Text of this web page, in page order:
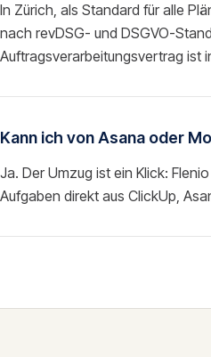
In Zürich, als Standard für alle
nach revDSG- und DSGVO-
Auftragsverarbeitungsvertrag ist
Kann ich von Asana oder
Ja. Der Umzug ist ein Klick:
Aufgaben direkt aus ClickUp,